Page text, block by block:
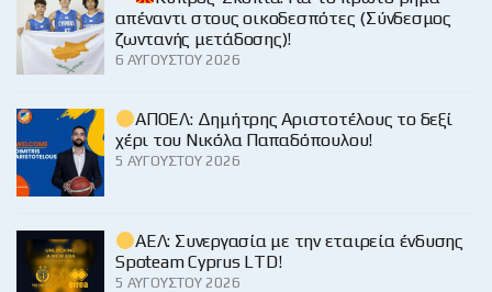
απέναντι στους οικοδεσπότες (Σύνδεσμος
ζωντανής μετάδοσης)!
6 ΑΥΓΟΎΣΤΟΥ 2026
ΑΠΟΕΛ: Δημήτρης Αριστοτέλους το δεξί
χέρι του Νικόλα Παπαδόπουλου!
5 ΑΥΓΟΎΣΤΟΥ 2026
ΑΕΛ: Συνεργασία με την εταιρεία ένδυσης
Spoteam Cyprus LTD!
5 ΑΥΓΟΎΣΤΟΥ 2026